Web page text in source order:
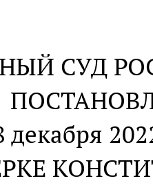
СУД
декабря